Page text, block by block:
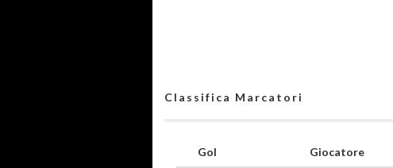
Classifica Marcatori
Gol Giocatore